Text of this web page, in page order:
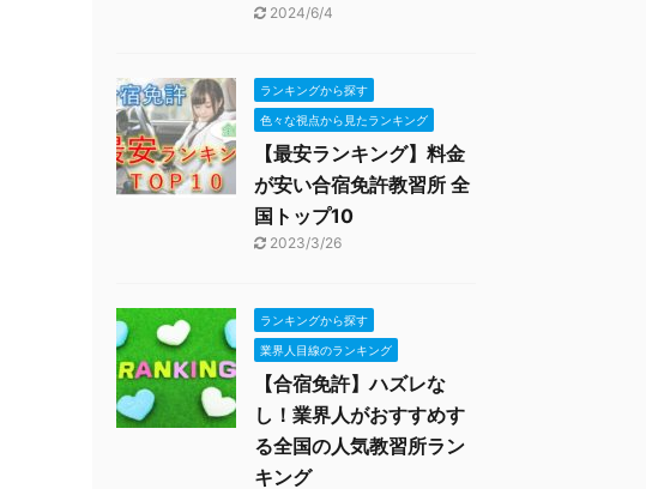
2024/6/4
ランキングから探す
色々な視点から見たランキング
【最安ランキング】料金
が安い合宿免許教習所 全
国トップ10
2023/3/26
ランキングから探す
業界人目線のランキング
【合宿免許】ハズレな
し！業界人がおすすめす
る全国の人気教習所ラン
キング